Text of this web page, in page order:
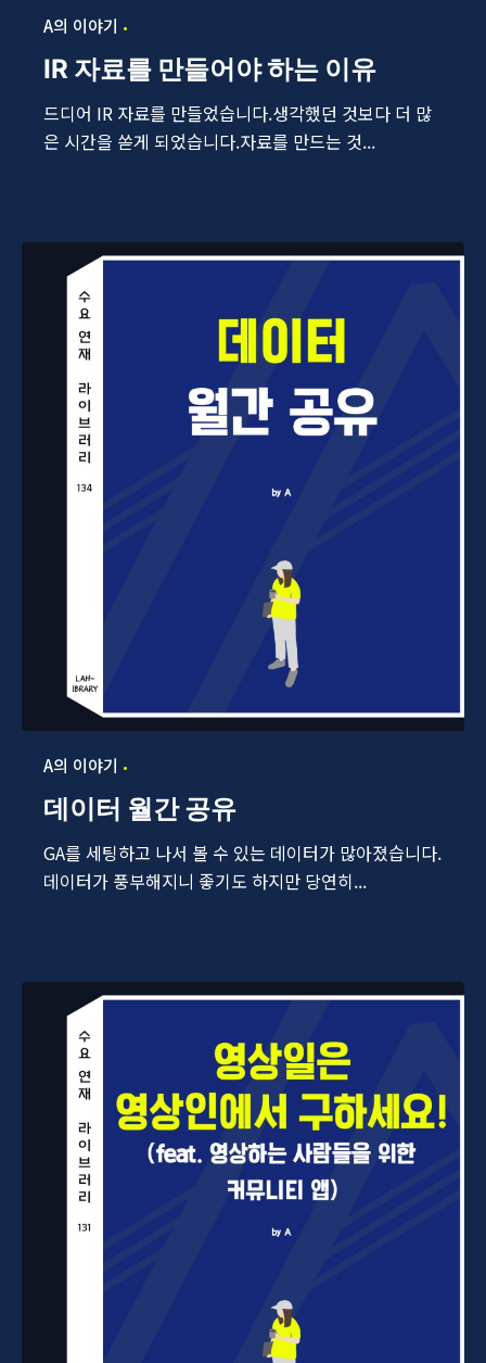
A의 이야기
IR 자료를 만들어야 하는 이유
드디어 IR 자료를 만들었습니다.생각했던 것보다 더 많
은 시간을 쏟게 되었습니다.자료를 만드는 것...
A의 이야기
데이터 월간 공유
GA를 세팅하고 나서 볼 수 있는 데이터가 많아졌습니다.
데이터가 풍부해지니 좋기도 하지만 당연히...